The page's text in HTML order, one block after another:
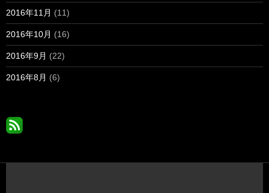
2016年11月 (11)
2016年10月 (16)
2016年9月 (22)
2016年8月 (6)